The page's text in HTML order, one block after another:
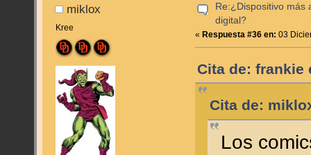
miklox
Kree
Re:¿Dispositivo más
digital?
«Respuesta #36 en: 03
Cita de: frankie
Cita de:
Los